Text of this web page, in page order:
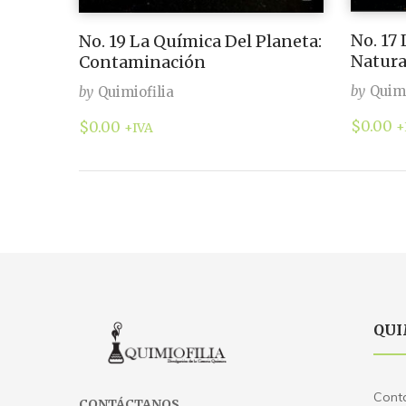
No. 19 La Química Del Planeta:
Contaminación
by Quimiofilia
$0.00 +IVA
No.
by
$0.00